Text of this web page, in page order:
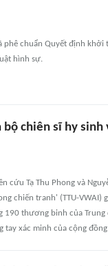
phê chuẩn Quyết định khởi
hình sự.
bộ chiên sĩ hy
cứu Tạ Thu Phong và
chiến tranh' (TTU-VWAI)
190 thương binh của Trung
tay xác minh của cộng